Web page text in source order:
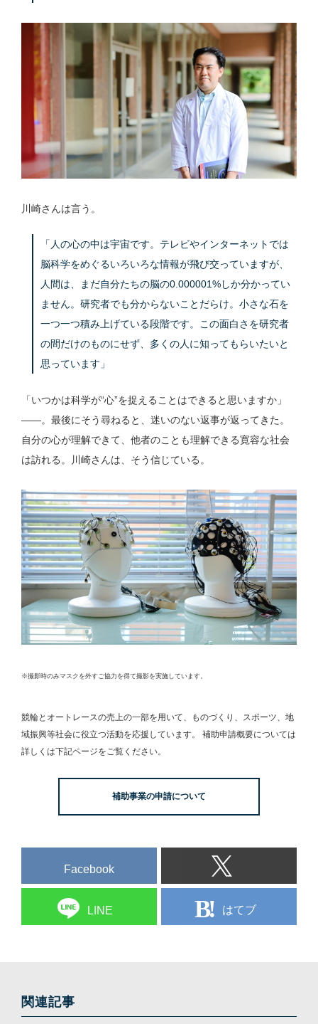
川崎さんは言う。
「人の心の中は宇宙です。テレビやインターネットでは
脳科学をめぐるいろいろな情報が飛び交っていますが、
人間は、まだ自分たちの脳の0.000001%しか分かってい
ません。研究者でも分からないことだらけ。小さな石を
一つ一つ積み上げている段階です。この面白さを研究者
の間だけのものにせず、多くの人に知ってもらいたいと
思っています」
「いつかは科学が“心”を捉えることはできると思いますか」
——。最後にそう尋ねると、迷いのない返事が返ってきた。
自分の心が理解できて、他者のことも理解できる寛容な社会
は訪れる。川崎さんは、そう信じている。
※撮影時のみマスクを外すご協力を得て撮影を実施しています。
競輪とオートレースの売上の一部を用いて、
ものづくり、スポーツ、地
域振興等社会に役立つ活動を応援しています。
補助申請概要については
詳しくは下記ページをご覧ください。
補助事業の申請について
Facebook
LINE はてブ
関連記事